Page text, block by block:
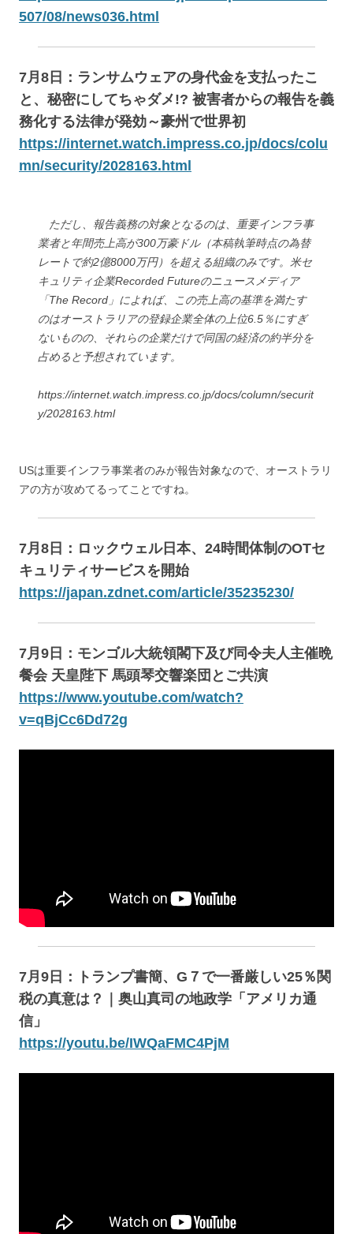
507/08/news036.html
7月8日：ランサムウェアの身代金を支払ったこ
と、秘密にしてちゃダメ!? 被害者からの報告を義
務化する法律が発効～豪州で世界初
https://internet.watch.impress.co.jp/docs/colu
mn/security/2028163.html
ただし、報告義務の対象となるのは、重要インフラ事
業者と年間売上高が300万豪ドル（本稿執筆時点の為替
レートで約2億8000万円）を超える組織のみです。米セ
キュリティ企業Recorded Futureのニュースメディア
「The Record」によれば、この売上高の基準を満たす
のはオーストラリアの登録企業全体の上位6.5％にすぎ
ないものの、それらの企業だけで同国の経済の約半分を
占めると予想されています。
https://internet.watch.impress.co.jp/docs/column/securit
y/2028163.html
USは重要インフラ事業者のみが報告対象なので、オーストラリ
アの方が攻めてるってことですね。
7月8日：ロックウェル日本、24時間体制のOTセ
キュリティサービスを開始
https://japan.zdnet.com/article/35235230/
7月9日：モンゴル大統領閣下及び同令夫人主催晩
餐会 天皇陛下 馬頭琴交響楽団とご共演
https://www.youtube.com/watch?
v=qBjCc6Dd72g
7月9日：トランプ書簡、G７で一番厳しい25％関
税の真意は？｜奥山真司の地政学「アメリカ通
信」
https://youtu.be/IWQaFMC4PjM